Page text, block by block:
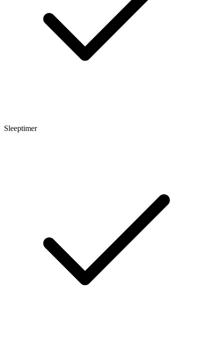
Sleeptimer